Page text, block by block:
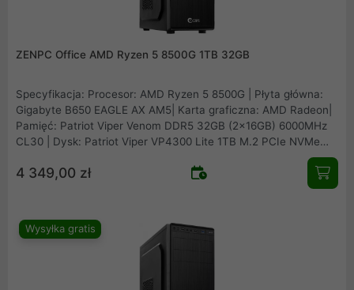
ZENPC Office AMD Ryzen 5 8500G 1TB 32GB
Specyfikacja: Procesor: AMD Ryzen 5 8500G | Płyta główna:
Gigabyte B650 EAGLE AX AM5| Karta graficzna: AMD Radeon|
Pamięć: Patriot Viper Venom DDR5 32GB (2x16GB) 6000MHz
CL30 | Dysk: Patriot Viper VP4300 Lite 1TB M.2 PCIe NVMe
Gen4 | Obudowa: ZENPC O1 Office | Zasilacz: Montech APX650
650W
4 349,00 zł
Wysyłka gratis